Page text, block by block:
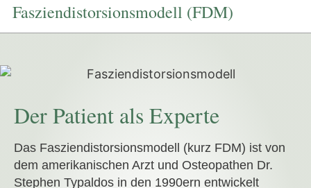
Faszien­distor­sionsmodell (FDM)
Der Patient als Experte
Das Fasziendistorsionsmodell (kurz FDM) ist von
dem amerikanischen Arzt und Osteopathen Dr.
Stephen Typaldos in den 1990ern entwickelt